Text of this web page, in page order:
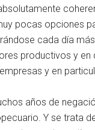
pocas opciones
cada día
productivos y en
y en
años de
Y se trata